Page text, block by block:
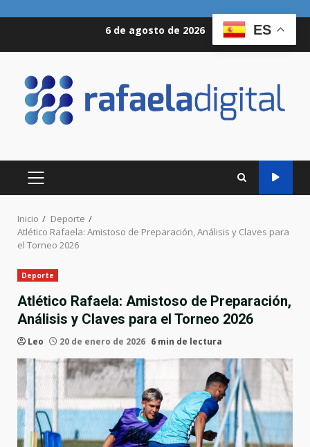
6 de agosto de 2026
MENÚ
PRINCIPAL
Inicio
Deporte
Atlético Rafaela: Amistoso de Preparación, Análisis y Claves para
el Torneo 2026
Deporte
Atlético Rafaela: Amistoso de Preparación,
Análisis y Claves para el Torneo 2026
Leo 20 de enero de 2026 6 min de lectura
ES